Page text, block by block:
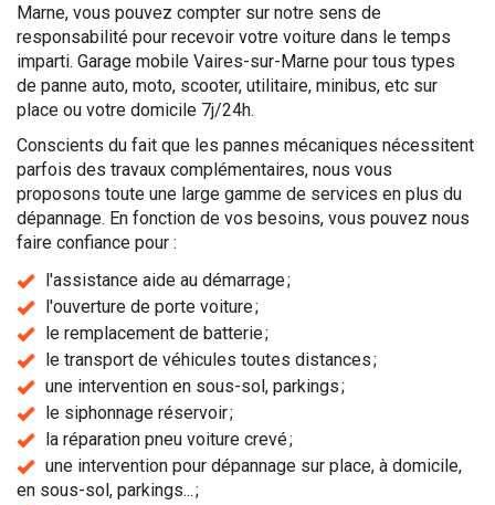
Marne, vous pouvez compter sur notre sens de
responsabilité pour recevoir votre voiture dans le temps
imparti. Garage mobile Vaires-sur-Marne pour tous types
de panne auto, moto, scooter, utilitaire, minibus, etc sur
place ou votre domicile 7j/24h.
Conscients du fait que les pannes mécaniques nécessitent
parfois des travaux complémentaires, nous vous
proposons toute une large gamme de services en plus du
dépannage. En fonction de vos besoins, vous pouvez nous
faire confiance pour :
l'assistance aide au démarrage ;
l'ouverture de porte voiture ;
le remplacement de batterie ;
le transport de véhicules toutes distances ;
une intervention en sous-sol, parkings ;
le siphonnage réservoir ;
la réparation pneu voiture crevé ;
une intervention pour dépannage sur place, à domicile,
en sous-sol, parkings... ;